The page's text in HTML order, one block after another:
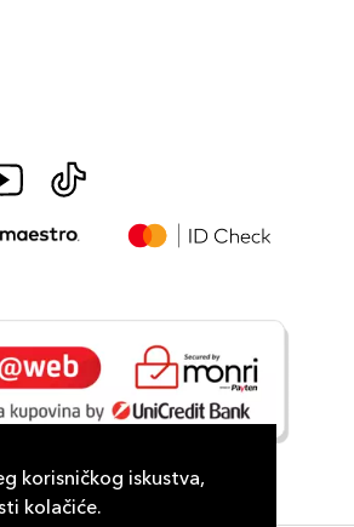
korisničkog iskustva,
kolačiće.